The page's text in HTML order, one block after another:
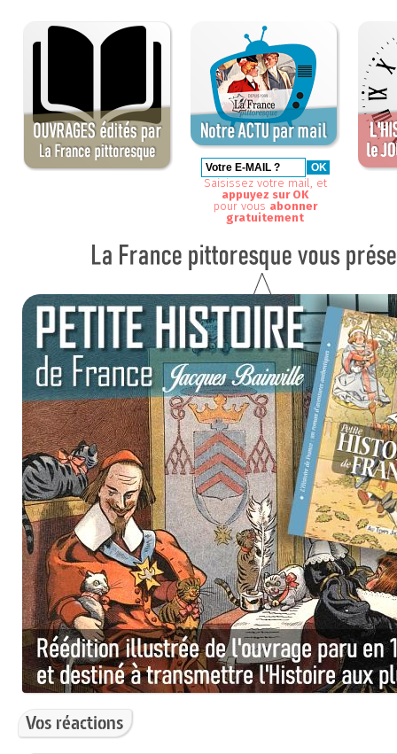
Saisissez votre mail, et
appuyez sur OK
pour vous abonner
gratuitement
Vos réactions